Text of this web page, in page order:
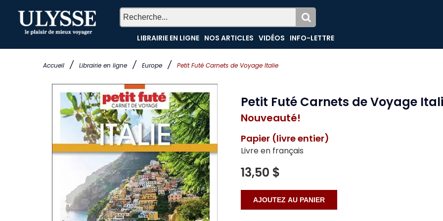
Accueil / Librairie en ligne / Europe / Petit Futé Carnets de Voyage Italie
LIBRAIRIE EN LIGNE NOS ARTICLES VIDÉOS INFO-LETTRE
Petit Futé Carnets de Voyage
Nouveauté!
Papier (livre entier)
Livre en français
13,50 $